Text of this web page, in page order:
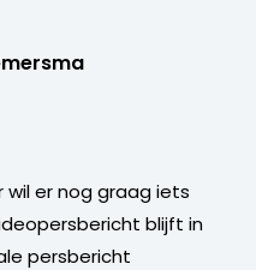
wil er nog graag iets
blijft in
persbericht